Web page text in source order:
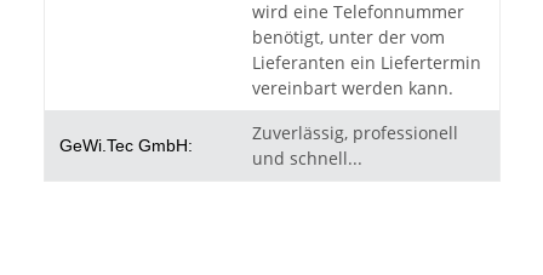
wird eine Telefonnummer
benötigt, unter der vom
Lieferanten ein Liefertermin
vereinbart werden kann.
GeWi.Tec GmbH:
Zuverlässig, professionell
und schnell...